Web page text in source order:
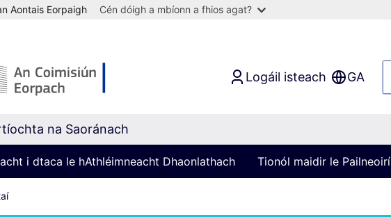
Aontais Eorpaigh Cén dóigh a mbíonn a fhios agat?
Logáil isteach GA
na Saoránach
i dtaca le hAthléimneacht Dhaonlathach Tionól maidir le Pailneoirí